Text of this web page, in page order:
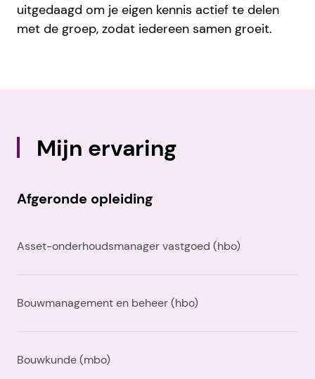
uitgedaagd om je eigen kennis actief te delen
met de groep, zodat iedereen samen groeit.
Mijn ervaring
Afgeronde opleiding
Asset-onderhoudsmanager vastgoed (hbo)
Bouwmanagement en beheer (hbo)
Bouwkunde (mbo)